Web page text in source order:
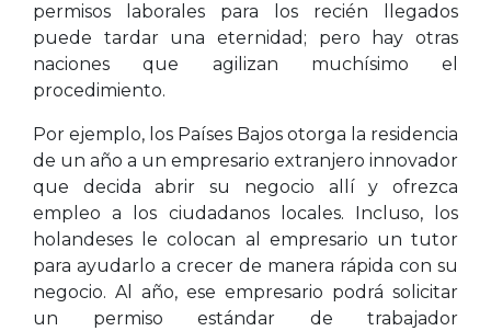
permisos laborales para los recién llegados
puede tardar una eternidad; pero hay otras
naciones que agilizan muchísimo el
procedimiento.
Por ejemplo, los Países Bajos otorga la residencia
de un año a un empresario extranjero innovador
que decida abrir su negocio allí y ofrezca
empleo a los ciudadanos locales. Incluso, los
holandeses le colocan al empresario un tutor
para ayudarlo a crecer de manera rápida con su
negocio. Al año, ese empresario podrá solicitar
un permiso estándar de trabajador